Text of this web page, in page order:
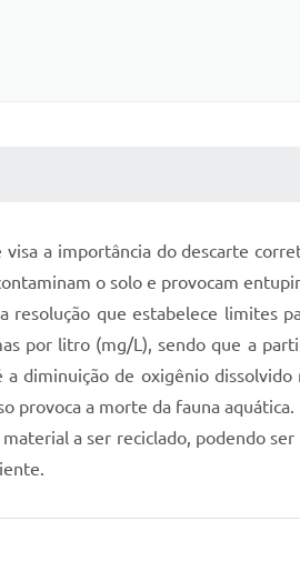
a importância do descarte
o solo e provocam
que estabelece limites
por litro (mg/L), sendo que a
diminuição de oxigênio
provoca a morte da fauna aquática.
a ser reciclado, podendo